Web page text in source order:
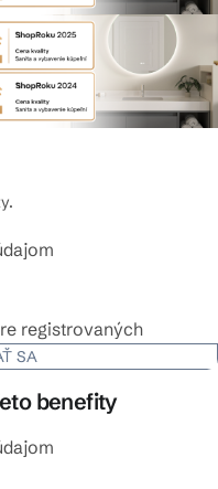
registrovaných
SA
benefity